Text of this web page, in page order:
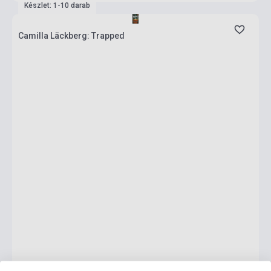
Készlet: 1-10 darab
Camilla Läckberg: Trapped